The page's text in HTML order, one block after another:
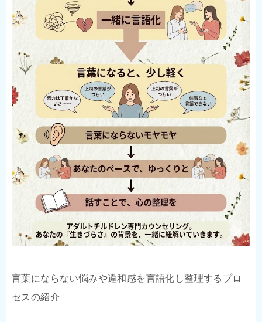
言葉にならない悩みや違和感を言語化し整理するプロ
セスの紹介